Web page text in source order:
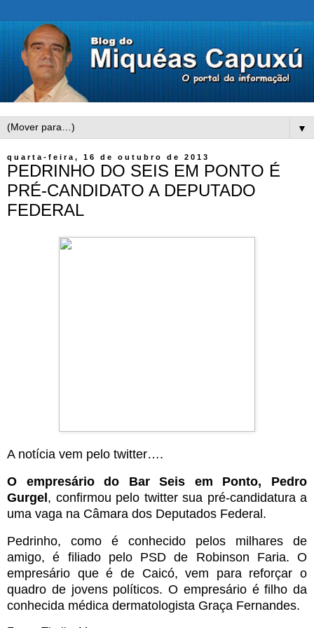
▼
quarta-feira, 16 de outubro de 2013
PEDRINHO DO SEIS EM PONTO É
PRÉ-CANDIDATO A DEPUTADO
FEDERAL
A notícia vem pelo twitter….
O empresário do Bar Seis em Ponto, Pedro
Gurgel, confirmou pelo twitter sua pré-candidatura a
uma vaga na Câmara dos Deputados Federal.
Pedrinho, como é conhecido pelos milhares de
amigo, é filiado pelo PSD de Robinson Faria. O
empresário que é de Caicó, vem para reforçar o
quadro de jovens políticos. O empresário é filho da
conhecida médica dermatologista Graça Fernandes.